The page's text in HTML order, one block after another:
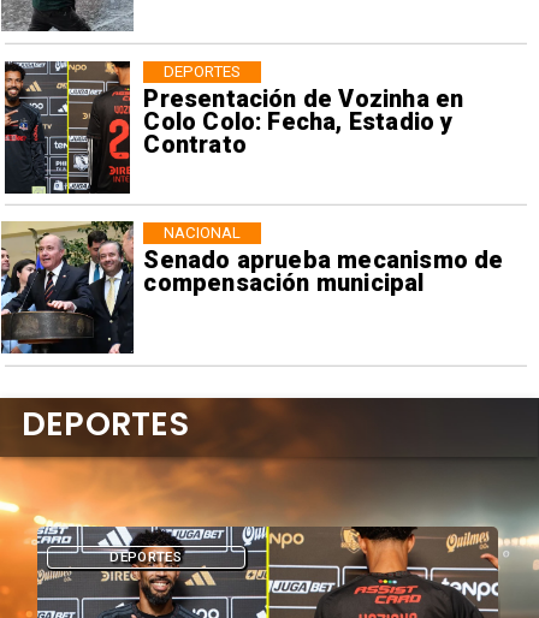
Presentación de Vozinha en
Colo Colo: Fecha, Estadio y
Contrato
DEPORTES
Senado aprueba mecanismo de
compensación municipal
NACIONAL
DEPORTES
DEPORTES